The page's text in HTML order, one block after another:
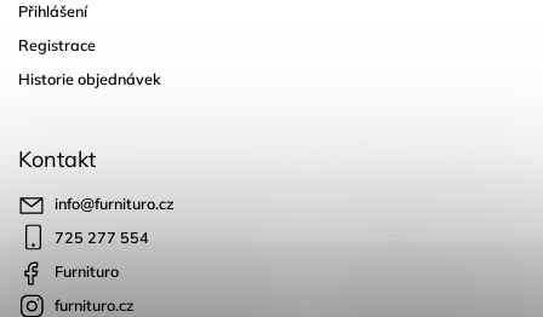
Přihlášení
Registrace
Historie objednávek
Kontakt
info@furnituro.cz
725 277 554
Furnituro
furnituro.cz